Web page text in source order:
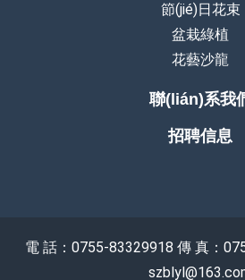
節(jié)日花束
盆栽綠植
花藝沙龍
聯(lián)系我
招聘信息
電 話：0755-83329918 傳 真：